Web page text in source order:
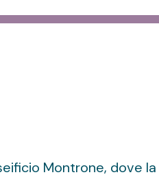
Montrone, dove